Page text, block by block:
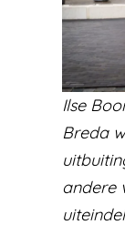
Ilse
Breda
andere